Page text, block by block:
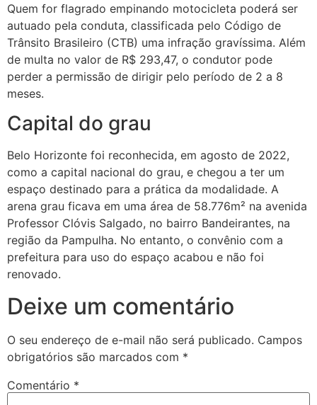
Quem for flagrado empinando motocicleta poderá ser
autuado pela conduta, classificada pelo Código de
Trânsito Brasileiro (CTB) uma infração gravíssima. Além
de multa no valor de R$ 293,47, o condutor pode
perder a permissão de dirigir pelo período de 2 a 8
meses.
Capital do grau
Belo Horizonte foi reconhecida, em agosto de 2022,
como a capital nacional do grau, e chegou a ter um
espaço destinado para a prática da modalidade. A
arena grau ficava em uma área de 58.776m² na avenida
Professor Clóvis Salgado, no bairro Bandeirantes, na
região da Pampulha. No entanto, o convênio com a
prefeitura para uso do espaço acabou e não foi
renovado.
Deixe um comentário
O seu endereço de e-mail não será publicado. Campos
obrigatórios são marcados com *
Comentário *